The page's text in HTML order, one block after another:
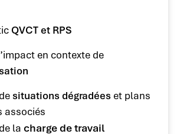
QVCT et RPS
en contexte de
situations dégradées et plans
associés
la charge de travail